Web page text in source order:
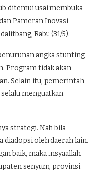
ditemui usai membuka
Pameran Inovasi
Rabu (31/5).
angka stunting
Program tidak akan
Selain itu, pemerintah
menguatkan
strategi. Nah bila
diadopsi oleh daerah lain.
baik, maka Insyaallah
senyum, provinsi